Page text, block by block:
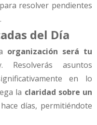
resolver pendientes
del Día
organización será tu
Resolverás asuntos
en lo
la claridad sobre un
días, permitiéndote